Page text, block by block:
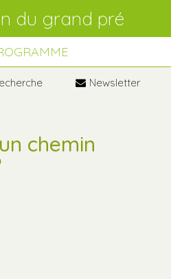
Newsletter
chemin